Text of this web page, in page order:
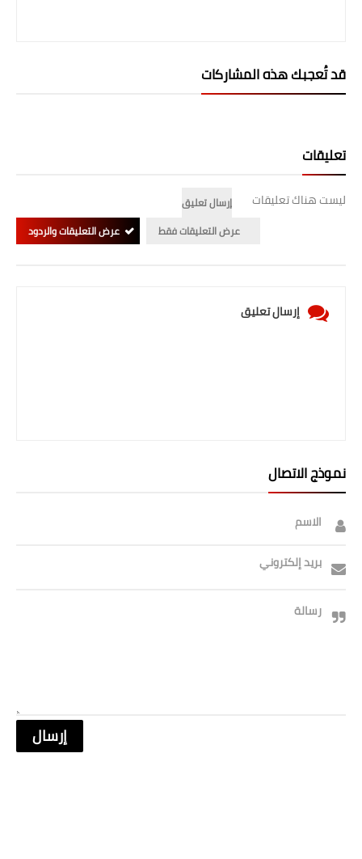
قد تُعجبك هذه المشاركات
تعليقات
ليست هناك تعليقات
إرسال تعليق
عرض التعليقات فقط
عرض التعليقات والردود
إرسال تعليق
نموذج الاتصال
الاسم
بريد إلكتروني
رسالة